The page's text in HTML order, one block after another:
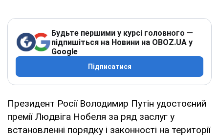
Будьте першими у курсі головного —
підпишіться на Новини на OBOZ.UA у
Google
Підписатися
Президент Росії Володимир Путін удостоєний
премії Людвіга Нобеля за ряд заслуг у
встановленні порядку і законності на території